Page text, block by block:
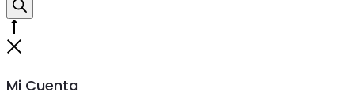
productos
Mi Cuenta